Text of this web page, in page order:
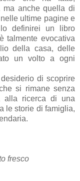
ma anche quella di
ultime pagine e
definirei un libro
talmente evocativa
della casa, delle
un volto a ogni
di scoprire
si rimane senza
alla ricerca di una
le storie di famiglia,
fresco